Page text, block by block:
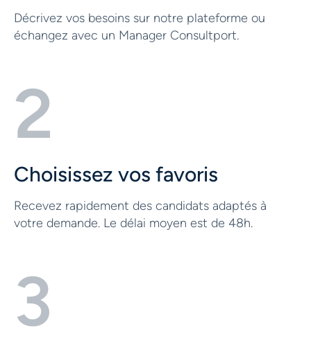
Décrivez vos besoins sur notre plateforme ou
échangez avec un Manager Consultport.
2
Choisissez vos favoris
Recevez rapidement des candidats adaptés à
votre demande. Le délai moyen est de 48h.
3